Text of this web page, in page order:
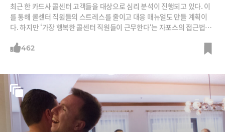
최근 한 카드사 콜센터 고객들을 대상으로 심리 분석이 진행되고 있다. 이
를 통해 콜센터 직원들의 스트레스를 줄이고 대응 매뉴얼도 만들 계획이
다. 하지만 ‘가장 행복한 콜센터 직원들이 근무한다‘는 자포스의 접근법은
462